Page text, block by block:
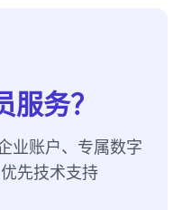
服务？
业账户、专属数字
先技术支持